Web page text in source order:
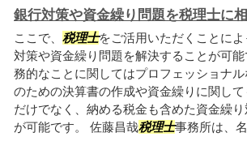
銀行対策や資金繰り問題を税理士に
ここで、 税理士をご活用いただくことに
対策や資金繰り問題を解決することが可能
務的なことに関してはプロフェッショナ
のための決算書の作成や資金繰りに関し
だけでなく、納める税金も含めた資金繰
が可能です。 佐藤昌哉税理士事務所は、